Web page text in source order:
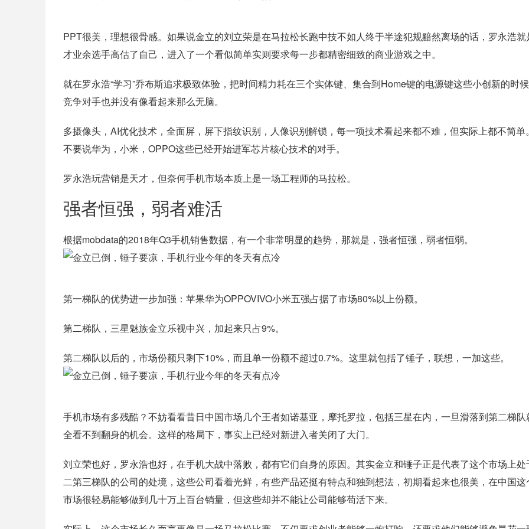
PPT很美，理想很骨感。如果说金立的刘立荣是在马拉松长跑中技不如人终于半途犯规黯然离场的话，罗永浩就
才业余选手高估了自己，进入了一个看似简单实则要求每一步都精密细致的商业游戏之中。
就在罗永浩“学习”乔布斯追求极致体验，把时间精力耗在三个实体键、集合到Home键的电源键这些小创新的时候
竞争对手也并没有像看起来那么无脑。
多摄像头，AI优化技术，全面屏，屏下指纹识别，人像识别解锁，每一项技术看起来都不难，但实际上都不简单
不要说华为，小米，OPPO这些已经开始进军芯片核心技术的对手。
罗永浩玩营销是天才，但奈何手机市场本质上是一场工程师的马拉松。
强者恒强，弱者难活
根据mobdata的2018年Q3手机销售数据，有一个非常明显的趋势，那就是，强者恒强，弱者恒弱。
第一梯队的优势进一步加强：苹果华为OPPOVIVO小米五强占据了市场80%以上份额。
第二梯队，三星魅族金立乐视中兴，加起来只占9%。
第二梯队以后的，市场份额只剩下10%，而且单一份额不超过0.7%。这里就包括了锤子，联想，一加这些。
手机市场有多残酷？不妨看看昔日中国市场几个王者如诺基亚，摩托罗拉，包括三星在内，一旦滑落到第二梯队
全看不到翻身的机会。这样的格局下，事实上已经对新进入者关闭了大门。
刘立荣也好，罗永浩也好，在手机大战中落败，都有它们自身的原因。其实金立和锤子正是代表了这个市场上处
二第三梯队的公司的处境，这些公司看着光鲜，有些产品还挺有特点和独到想法，初期看起来也很美，在中国这
市场很轻易能够做到几十万上百台销量，但这些却并不能让公司能够苟活下来。